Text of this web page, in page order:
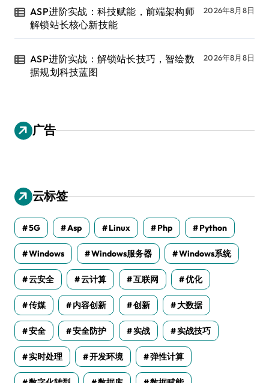
ASP进阶实战：科技赋能，前端架构师
解锁站长核心新技能
2026年8月8日
ASP进阶实战：解锁站长技巧，智绘数
据规划科技蓝图
2026年8月8日
广告
云标签
5G Asp Linux Php Python
Windows Windows服务器 Windows系统
云安全 云计算 互联网 优化
传媒 内容创新 创新 大数据
安全 安全防护 实战 实战技巧
实时处理 开发环境 弹性计算